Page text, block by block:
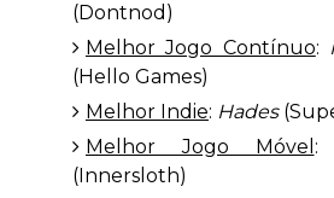
(Dontnod)
Melhor Jogo Contínuo:
(Hello Games)
Melhor Indie: Hades
Melhor Jogo Móvel
(Innersloth)